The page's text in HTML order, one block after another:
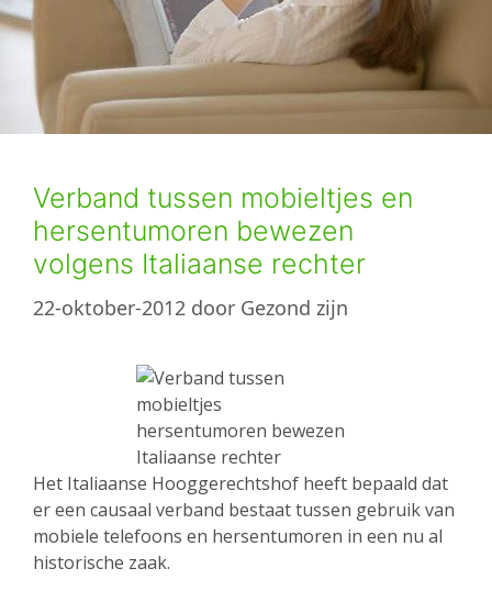
Verband tussen mobieltjes en
hersentumoren bewezen
volgens Italiaanse rechter
22-oktober-2012 door Gezond zijn
Het Italiaanse Hooggerechtshof heeft bepaald dat
er een causaal verband bestaat tussen gebruik van
mobiele telefoons en hersentumoren in een nu al
historische zaak.